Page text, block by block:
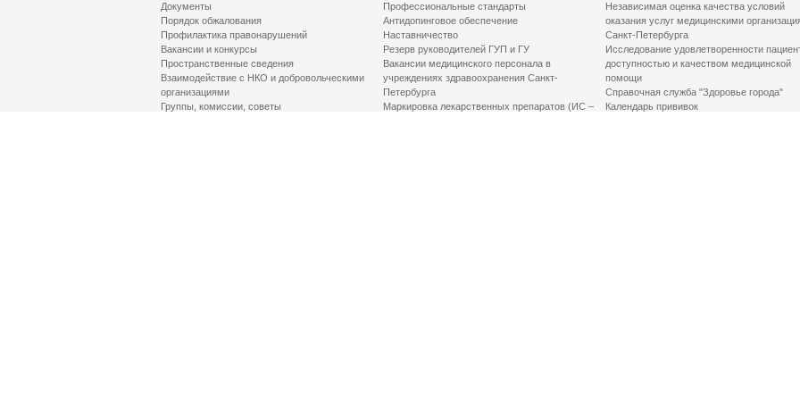
Документы
Порядок обжалования
Профилактика правонарушений
Вакансии и конкурсы
Пространственные сведения
Взаимодействие с НКО и добровольческими
организациями
Группы, комиссии, советы
Профессиональные стандарты
Антидопинговое обеспечение
Наставничество
Резерв руководителей ГУП и ГУ
Вакансии медицинского персонала в
учреждениях здравоохранения Санкт-
Петербурга
Маркировка лекарственных препаратов (ИС –
Независимая оценка качества условий
оказания услуг медицинскими
Санкт-Петербурга
Исследование удовлетворенности
доступностью и качеством медицинской
помощи
Справочная служба "Здоровье города"
Календарь прививок